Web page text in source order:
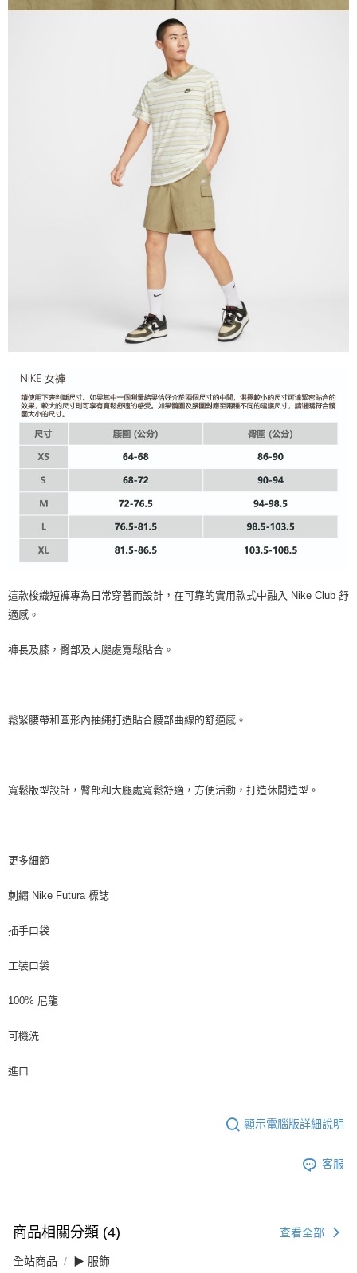
這款梭織短褲專為日常穿著而設計，在可靠的實用款式中融入 Nike Club 舒
適感。
褲長及膝，臀部及大腿處寬鬆貼合。
鬆緊腰帶和圓形內抽繩打造貼合腰部曲線的舒適感。
寬鬆版型設計，臀部和大腿處寬鬆舒適，方便活動，打造休閒造型。
更多細節
刺繡 Nike Futura 標誌
插手口袋
工裝口袋
100% 尼龍
可機洗
進口
顯示電腦版詳細說明
客服
商品相關分類 (4) 查看全部
全站商品 ▶ 服飾